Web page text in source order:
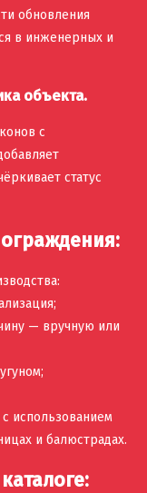
обновления
в инженерных и
объекта.
с
статус
— вручную или
использованием
и балюстрадах.